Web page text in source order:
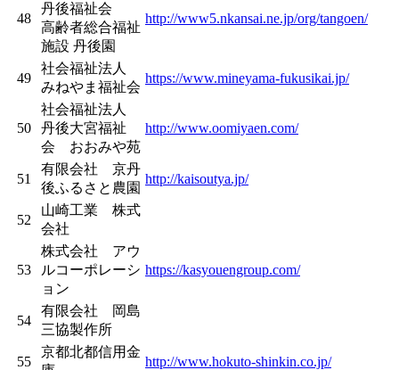
48
丹後福祉会
高齢者総合福祉
施設 丹後園
http://www5.nkansai.ne.jp/org/tangoen/
49
社会福祉法人
みねやま福祉会
https://www.mineyama-fukusikai.jp/
50
社会福祉法人
丹後大宮福祉
会 おおみや苑
http://www.oomiyaen.com/
51
有限会社 京丹
後ふるさと農園
http://kaisoutya.jp/
52
山崎工業 株式
会社
53
株式会社 アウ
ルコーポレーシ
ョン
https://kasyouengroup.com/
54
有限会社 岡島
三協製作所
55
京都北都信用金
http://www.hokuto-shinkin.co.jp/